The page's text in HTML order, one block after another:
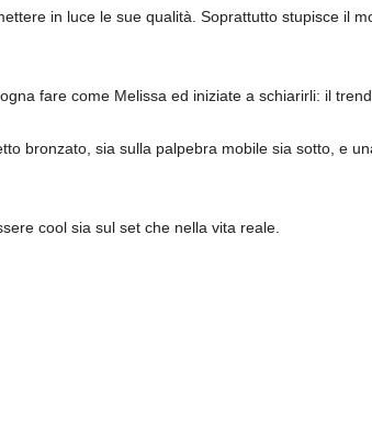
in luce le sue qualità. Soprattutto stupisce il
fare come Melissa ed iniziate a schiarirli: il
bronzato, sia sulla palpebra mobile sia sotto, e
cool sia sul set che nella vita reale.